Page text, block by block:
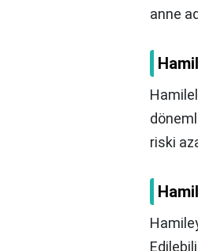
anne
riski